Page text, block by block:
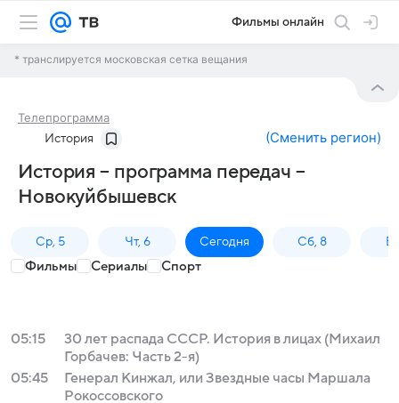
Фильмы онлайн
* транслируется московская сетка вещания
Телепрограмма
История (Сменить регион)
История – программа передач –
Новокуйбышевск
Ср, 5 Чт, 6 Сегодня Сб, 8
Фильмы Сериалы Спорт
05:15
30 лет распада СССР. История в лицах (Михаил
Горбачев: Часть 2-я)
05:45
Генерал Кинжал, или Звездные часы Маршала
Рокоссовского